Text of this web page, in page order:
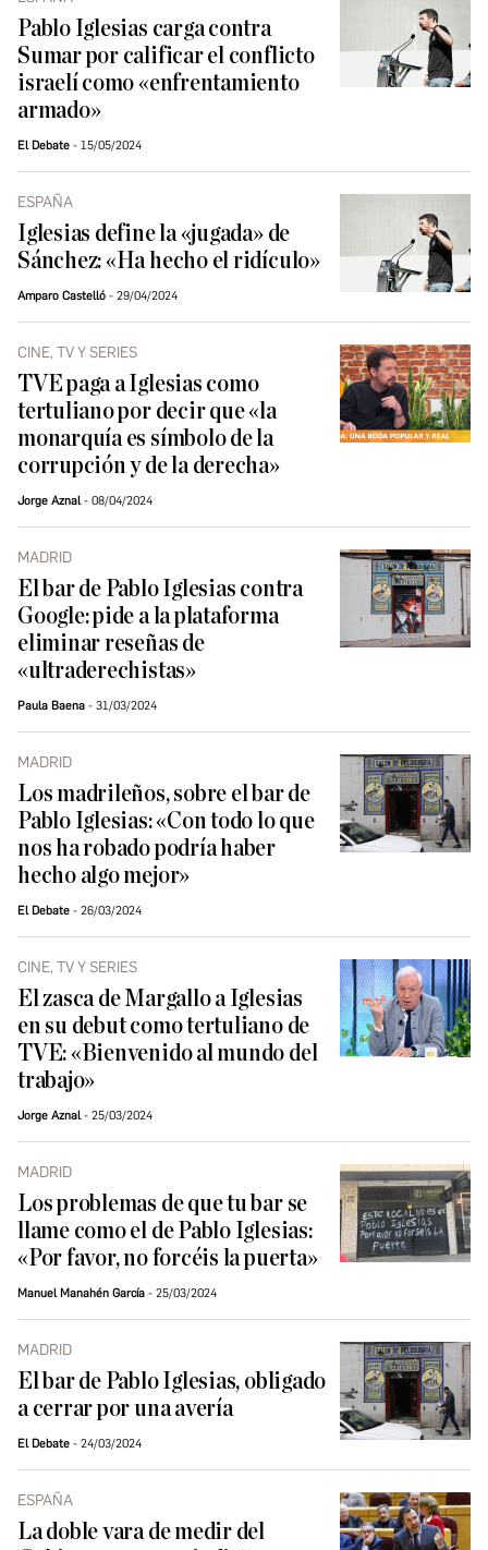
Pablo Iglesias carga contra
Sumar por calificar el conflicto
israelí como «enfrentamiento
armado»
El Debate 15/05/2024
ESPAÑA
Iglesias define la «jugada» de
Sánchez: «Ha hecho el ridículo»
Amparo Castelló 29/04/2024
CINE, TV Y SERIES
TVE paga a Iglesias como
tertuliano por decir que «la
monarquía es símbolo de la
corrupción y de la derecha»
Jorge Aznal 08/04/2024
MADRID
El bar de Pablo Iglesias contra
Google: pide a la plataforma
eliminar reseñas de
«ultraderechistas»
Paula Baena 31/03/2024
MADRID
Los madrileños, sobre el bar de
Pablo Iglesias: «Con todo lo que
nos ha robado podría haber
hecho algo mejor»
El Debate 26/03/2024
CINE, TV Y SERIES
El zasca de Margallo a Iglesias
en su debut como tertuliano de
TVE: «Bienvenido al mundo del
trabajo»
Jorge Aznal 25/03/2024
MADRID
Los problemas de que tu bar se
llame como el de Pablo Iglesias:
«Por favor, no forcéis la puerta»
Manuel Manahén García 25/03/2024
MADRID
El bar de Pablo Iglesias, obligado
a cerrar por una avería
El Debate 24/03/2024
ESPAÑA
La doble vara de medir del